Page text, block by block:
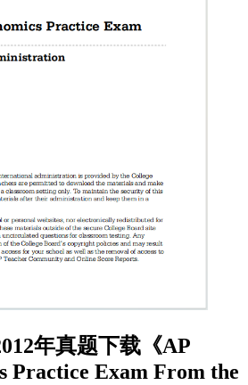
年真题下载《AP
Practice Exam From the